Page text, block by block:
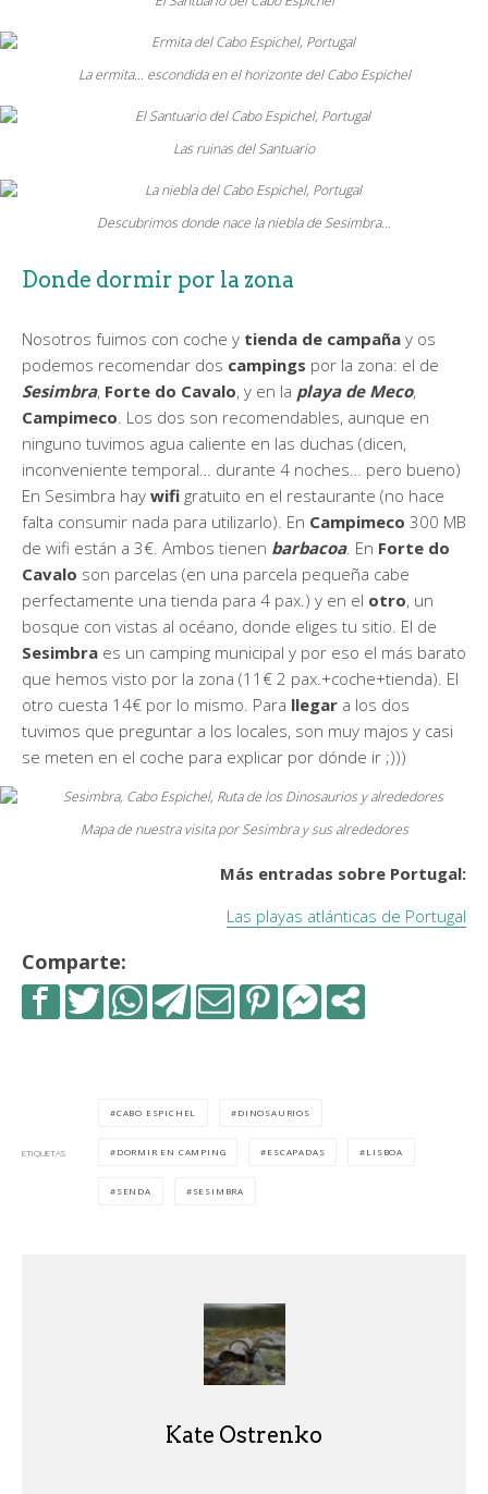
La ermita… escondida en el horizonte del Cabo Espichel
Las ruinas del Santuario
Descubrimos donde nace la niebla de Sesimbra…
Donde dormir por la zona
Nosotros fuimos con coche y tienda de campaña y os
podemos recomendar dos campings por la zona: el de
Sesimbra, Forte do Cavalo, y en la playa de Meco,
Campimeco. Los dos son recomendables, aunque en
ninguno tuvimos agua caliente en las duchas (dicen,
inconveniente temporal… durante 4 noches… pero bueno)
En Sesimbra hay wifi gratuito en el restaurante (no hace
falta consumir nada para utilizarlo). En Campimeco 300 MB
de wifi están a 3€. Ambos tienen barbacoa. En Forte do
Cavalo son parcelas (en una parcela pequeña cabe
perfectamente una tienda para 4 pax.) y en el otro, un
bosque con vistas al océano, donde eliges tu sitio. El de
Sesimbra es un camping municipal y por eso el más barato
que hemos visto por la zona (11€ 2 pax.+coche+tienda). El
otro cuesta 14€ por lo mismo. Para llegar a los dos
tuvimos que preguntar a los locales, son muy majos y casi
se meten en el coche para explicar por dónde ir ;)))
Mapa de nuestra visita por Sesimbra y sus alrededores
Más entradas sobre Portugal:
Las playas atlánticas de Portugal
Comparte:
ETIQUETAS
CABO ESPICHEL DINOSAURIOS
DORMIR EN CAMPING ESCAPADAS LISBOA
SENDA SESIMBRA
Kate Ostrenko